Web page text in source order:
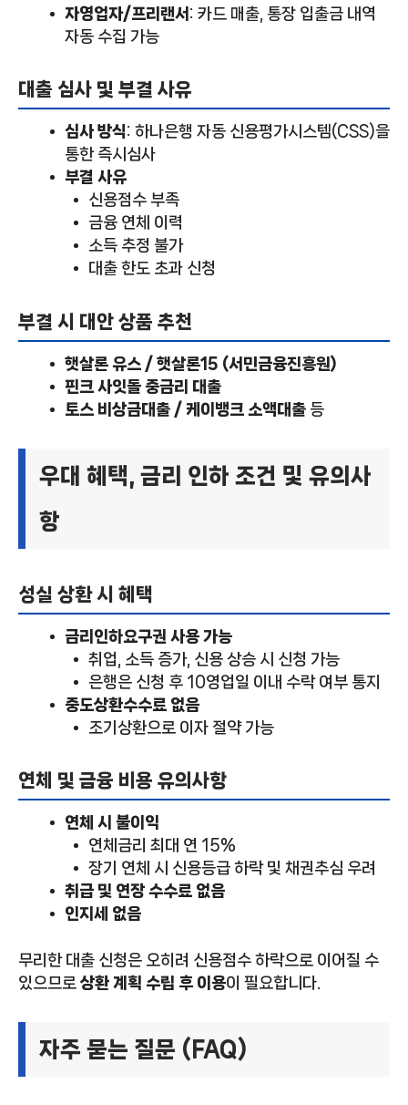
자영업자/프리랜서 : 카드 매출, 통장 입출금 내역
자동 수집 가능
대출 심사 및 부결 사유
심사 방식: 하나은행 자동 신용평가시스템(CSS)을
통한 즉시심사
부결 사유
신용점수 부족
금융 연체 이력
소득 추정 불가
대출 한도 초과 신청
부결 시 대안 상품 추천
햇살론 유스 / 햇살론15 (서민금융진흥원)
핀크 사잇돌 중금리 대출
토스 비상금대출 / 케이뱅크 소액대출 등
우대 혜택, 금리 인하 조건 및 유의사
항
성실 상환 시 혜택
금리인하요구권 사용 가능
취업, 소득 증가, 신용 상승 시 신청 가능
은행은 신청 후 10영업일 이내 수락 여부 통지
중도상환수수료 없음
조기상환으로 이자 절약 가능
연체 및 금융 비용 유의사항
연체 시 불이익
연체금리 최대 연 15%
장기 연체 시 신용등급 하락 및 채권추심 우려
취급 및 연장 수수료 없음
인지세 없음
무리한 대출 신청은 오히려 신용점수 하락으로 이어질 수
있으므로 상환 계획 수립 후 이용이 필요합니다.
자주 묻는 질문 (FAQ)